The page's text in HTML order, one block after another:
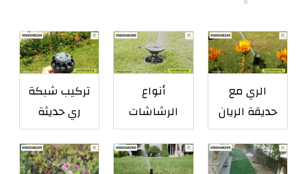
الري مع
حديقة الريان
أنواع
الرشاشات
تركيب شبكة
ري حديثة